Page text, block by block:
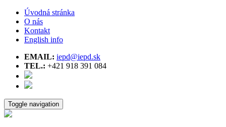
Úvodná stránka
O nás
Kontakt
English info
EMAIL: iepd@iepd.sk
TEL.: +421 918 391 084
Toggle navigation